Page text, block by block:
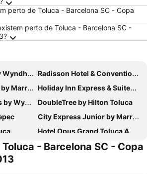
perto de Toluca - Barcelona SC - Copa
perto de Toluca - Barcelona SC -
Toluca
Radisson Hotel & Convention Center Toluca
Industrial
Holiday Inn Express & Suites Toluca Zona Aeropuerto By Ihg
Toluca
DoubleTree by Hilton Toluca
City Express Junior by Marriott Toluca Aeropuerto
Hotel Opus Grand Toluca Aeropuerto
Holiday Inn Express Toluca By Ihg
- Barcelona SC - Copa